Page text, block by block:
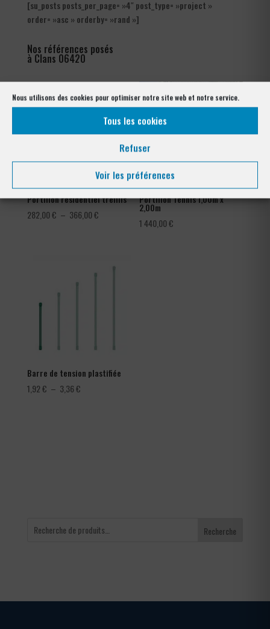
Nous utilisons des cookies pour optimiser notre site web et notre service.
Tous les cookies
Refuser
Voir les préférences
[su_posts posts_per_page= »4″ post_type= »project »
order= »asc » orderby= »rand »]
Nos références posés
à Clans 06420
Portillon résidentiel treillis
282,00€ – 366,00€Plage
Portillon Tennis 1,00m x
2,00m
1 440,00€
Barre de tension plastifiée
1,92€ – 3,36€Plage
Recherche